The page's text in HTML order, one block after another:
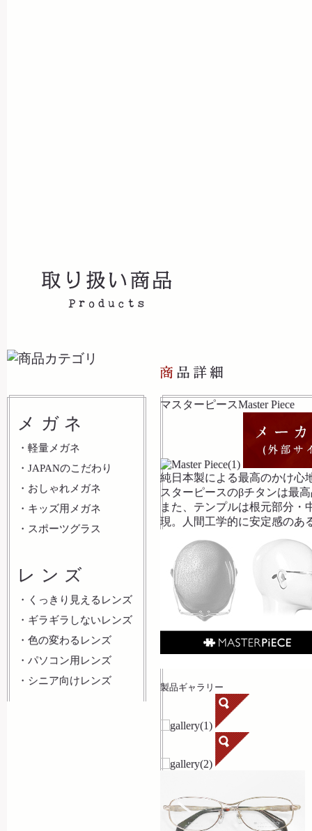
メガネ
・ 軽量メガネ
・ JAPANのこだわり
・ おしゃれメガネ
・ キッズ用メガネ
・ スポーツグラス
レンズ
・
くっきり見えるレンズ
・ ギラギラしないレンズ
・ 色の変わるレンズ
・ パソコン用レンズ
・ シニア向けレンズ
マスターピースMaster Piece
純日本製による最高のかけ心
スターピースのβチタンは最
また、テンプルは根元部分・
現。人間工学的に安定感のあ
製品ギャラリー